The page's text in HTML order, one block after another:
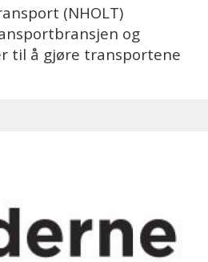
(NHOLT)
og
til å gjøre transportene